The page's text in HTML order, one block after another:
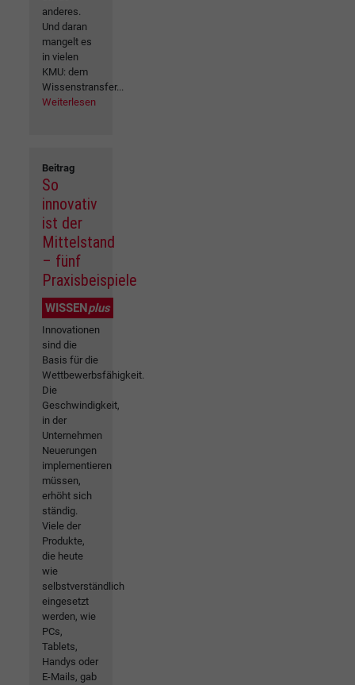
anderes.
Und daran
mangelt es
in vielen
KMU: dem
Wissenstransfer...
Weiterlesen
Beitrag
So
innovativ
ist der
Mittelstand
– fünf
Praxisbeispiele
WISSEN plus
Innovationen
sind die
Basis für die
Wettbewerbsfähigkeit.
Die
Geschwindigkeit,
in der
Unternehmen
Neuerungen
implementieren
müssen,
erhöht sich
ständig.
Viele der
Produkte,
die heute
wie
selbstverständlich
eingesetzt
werden, wie
PCs,
Tablets,
Handys oder
E-Mails, gab